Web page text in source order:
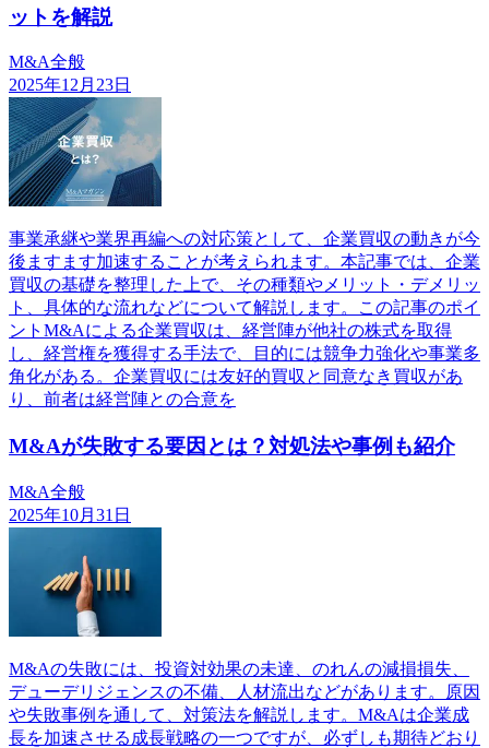
ットを解説
M&A全般
2025年12月23日
事業承継や業界再編への対応策として、企業買収の動きが今
後ますます加速することが考えられます。本記事では、企業
買収の基礎を整理した上で、その種類やメリット・デメリッ
ト、具体的な流れなどについて解説します。この記事のポイ
ントM&Aによる企業買収は、経営陣が他社の株式を取得
し、経営権を獲得する手法で、目的には競争力強化や事業多
角化がある。企業買収には友好的買収と同意なき買収があ
り、前者は経営陣との合意を
M&Aが失敗する要因とは？対処法や事例も紹介
M&A全般
2025年10月31日
M&Aの失敗には、投資対効果の未達、のれんの減損損失、
デューデリジェンスの不備、人材流出などがあります。原因
や失敗事例を通して、対策法を解説します。M&Aは企業成
長を加速させる成長戦略の一つですが、必ずしも期待どおり